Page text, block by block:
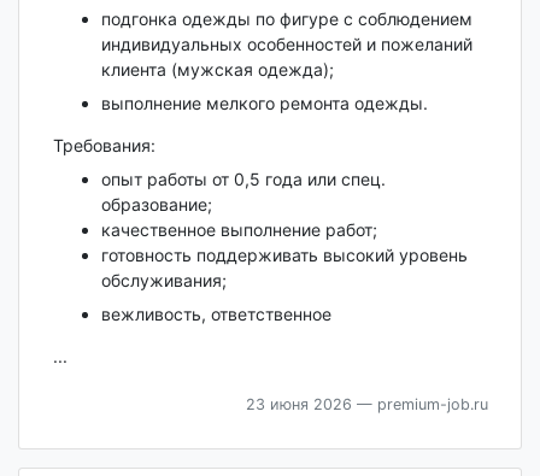
подгонка одежды по фигуре с соблюдением
индивидуальных особенностей и пожеланий
клиента (мужская одежда);
выполнение мелкого ремонта одежды.
Требования:
опыт работы от 0,5 года или спец.
образование;
качественное выполнение работ;
готовность поддерживать высокий уровень
обслуживания;
вежливость, ответственное
...
23 июня 2026 — premium-job.ru